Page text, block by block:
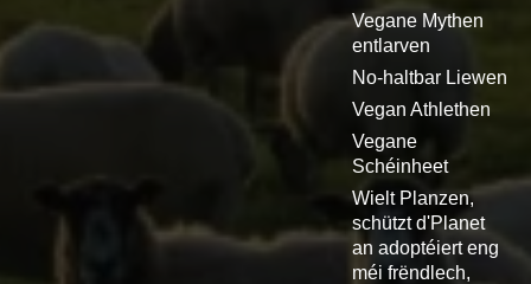
Vegane Mythen
entlarven
No-haltbar Liewen
Vegan Athlethen
Vegane
Schéinheet
Wielt Planzen,
schützt d'Planet
an adoptéiert eng
méi frëndlech,